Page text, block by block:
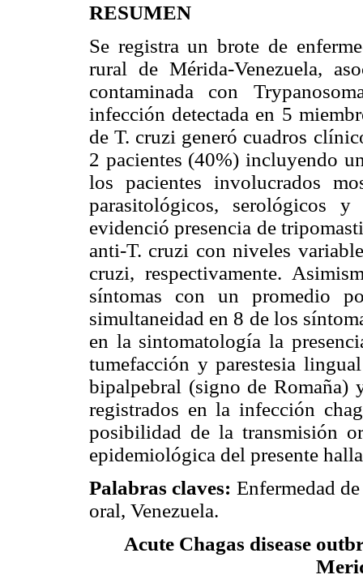
RESUMEN
Se registra un brote de
rural de Mérida-Venezuela,
contaminada con
infección detectada en 5
de T. cruzi generó cuadros
2 pacientes (40%) incluyendo
los pacientes involucrados
parasitológicos, serológicos
evidenció presencia de
anti-T. cruzi con niveles
cruzi, respectivamente.
síntomas con un promedio
simultaneidad en 8 de los
en la sintomatología la
tumefacción y parestesia
bipalpebral (signo de Romaña)
registrados en la infección
posibilidad de la transmisión
epidemiológica del presente
Palabras claves: Enfermedad
oral, Venezuela.
Acute Chagas disease